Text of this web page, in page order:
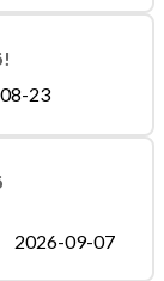
23
2026-09-07